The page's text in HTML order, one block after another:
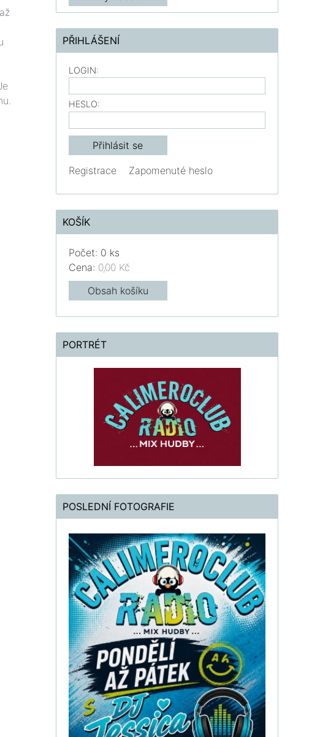
PŘIHLÁŠENÍ
LOGIN:
HESLO:
Registrace Zapomenuté heslo
KOŠÍK
Počet: 0 ks
Cena: 0,00 Kč
Obsah košíku
PORTRÉT
POSLEDNÍ FOTOGRAFIE